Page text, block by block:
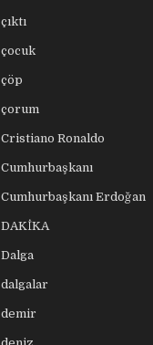
çıktı
çocuk
çöp
çorum
Cristiano Ronaldo
Cumhurbaşkanı
Cumhurbaşkanı Erdoğan
DAKİKA
Dalga
dalgalar
demir